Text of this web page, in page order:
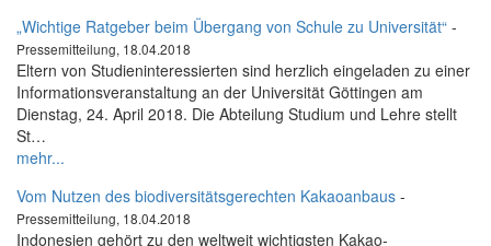
„Wichtige Ratgeber beim Übergang von Schule zu Universität“ -
Pressemitteilung, 18.04.2018
Eltern von Studieninteressierten sind herzlich eingeladen zu einer
Informationsveranstaltung an der Universität Göttingen am
Dienstag, 24. April 2018. Die Abteilung Studium und Lehre stellt
St…
mehr...
Vom Nutzen des biodiversitätsgerechten Kakaoanbaus -
Pressemitteilung, 18.04.2018
Indonesien gehört zu den weltweit wichtigsten Kakao-